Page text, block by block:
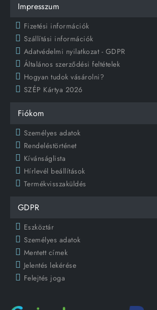
Impresszum
Fizetési információk
Szállítási információk
Adatvédelmi nyilatkozat - GDPR
Általános szerződési feltételek
Hogyan tudok vásárolni?
SZÉP Kártya 2026
Fiókom
Személyes adatok
Rendeléstörténet
Kívánságlista
Hírlevél beállítások
Termékvisszaküldés
GDPR
Eszköztár
Személyes adatok
Mentett címek
Jelentés lekérése
Felejtés joga